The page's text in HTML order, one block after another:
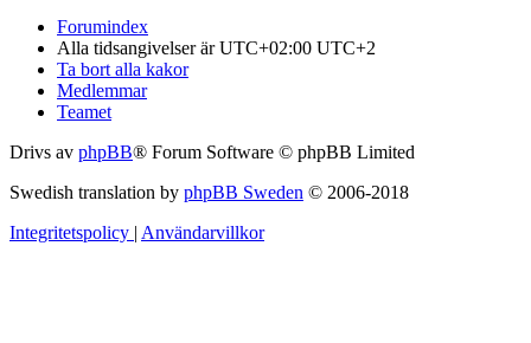
Forumindex
Alla tidsangivelser är UTC+02:00 UTC+2
Ta bort alla kakor
Medlemmar
Teamet
Drivs av phpBB® Forum Software © phpBB Limited
Swedish translation by phpBB Sweden © 2006-2018
Integritetspolicy | Användarvillkor